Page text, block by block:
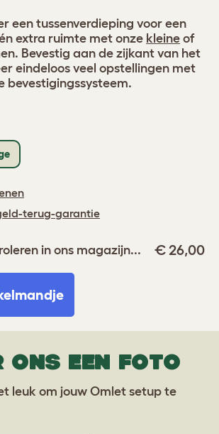
terug-garantie
in ons magazijn... € 26,00
een tussenverdieping voor een
extra ruimte met onze kleine of
Bevestig aan de zijkant van het
eindeloos veel opstellingen met
bevestigingssysteem.
ONS EEN FOTO
leuk om jouw Omlet setup te